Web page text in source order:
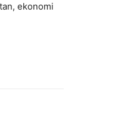
ekonomi